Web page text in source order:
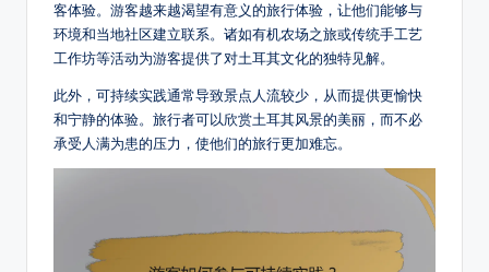
客体验。游客越来越渴望有意义的旅行体验，让他们能够与
环境和当地社区建立联系。诸如有机农场之旅或传统手工艺
工作坊等活动为游客提供了对土耳其文化的独特见解。
此外，可持续实践通常导致景点人流较少，从而提供更愉快
和宁静的体验。旅行者可以欣赏土耳其风景的美丽，而不必
承受人满为患的压力，使他们的旅行更加难忘。